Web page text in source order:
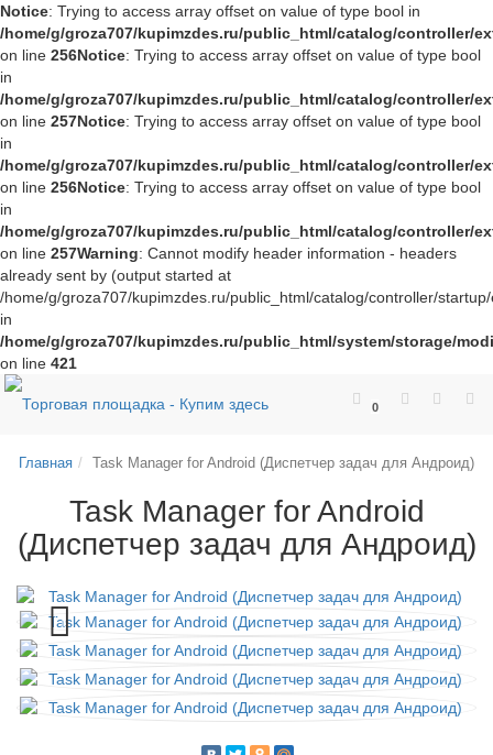
Notice: Trying to access array offset on value of type bool in
/home/g/groza707/kupimzdes.ru/public_html/catalog/controller/
on line 256Notice: Trying to access array offset on value of type bool
in
/home/g/groza707/kupimzdes.ru/public_html/catalog/controller/
on line 257Notice: Trying to access array offset on value of type bool
in
/home/g/groza707/kupimzdes.ru/public_html/catalog/controller/
on line 256Notice: Trying to access array offset on value of type bool
in
/home/g/groza707/kupimzdes.ru/public_html/catalog/controller/
on line 257Warning: Cannot modify header information - headers
already sent by (output started at
/home/g/groza707/kupimzdes.ru/public_html/catalog/controller/
in
/home/g/groza707/kupimzdes.ru/public_html/system/storage/
on line 421
0
Главная Task Manager for Android (Диспетчер задач для Андроид)
Task Manager for Android
(Диспетчер задач для Андроид)